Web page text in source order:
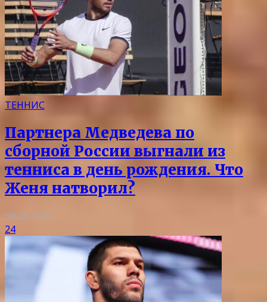
ТЕННИС
Партнера Медведева по
сборной России выгнали из
тенниса в день рождения. Что
Женя натворил?
08.08.2026
24